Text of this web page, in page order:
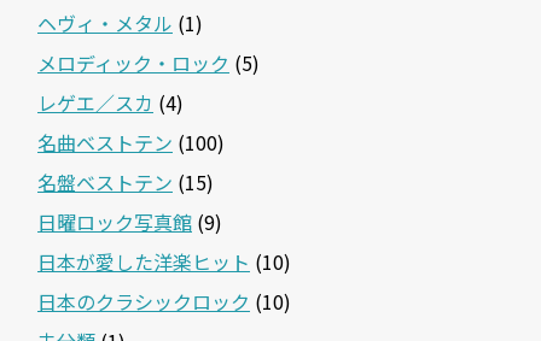
ヘヴィ・メタル (1)
メロディック・ロック (5)
レゲエ／スカ (4)
名曲ベストテン (100)
名盤ベストテン (15)
日曜ロック写真館 (9)
日本が愛した洋楽ヒット (10)
日本のクラシックロック (10)